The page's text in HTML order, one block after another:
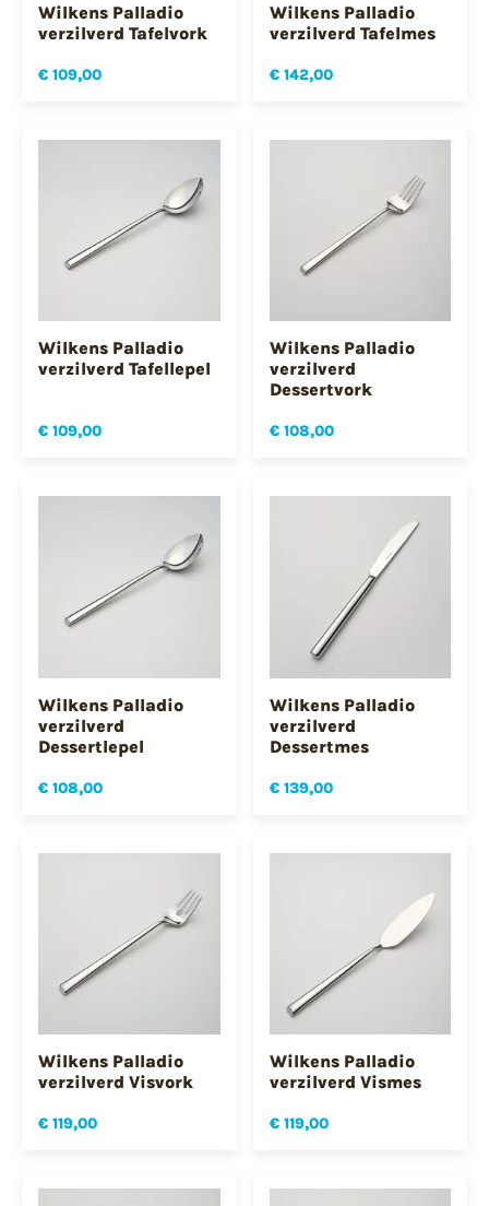
Wilkens Palladio
verzilverd Tafelvork
€ 109,00
Wilkens Palladio
verzilverd Tafelmes
€ 142,00
Wilkens Palladio
verzilverd Tafellepel
€ 109,00
Wilkens Palladio
verzilverd
Dessertvork
€ 108,00
Wilkens Palladio
verzilverd
Dessertlepel
€ 108,00
Wilkens Palladio
verzilverd
Dessertmes
€ 139,00
Wilkens Palladio
verzilverd Visvork
€ 119,00
Wilkens Palladio
verzilverd Vismes
€ 119,00